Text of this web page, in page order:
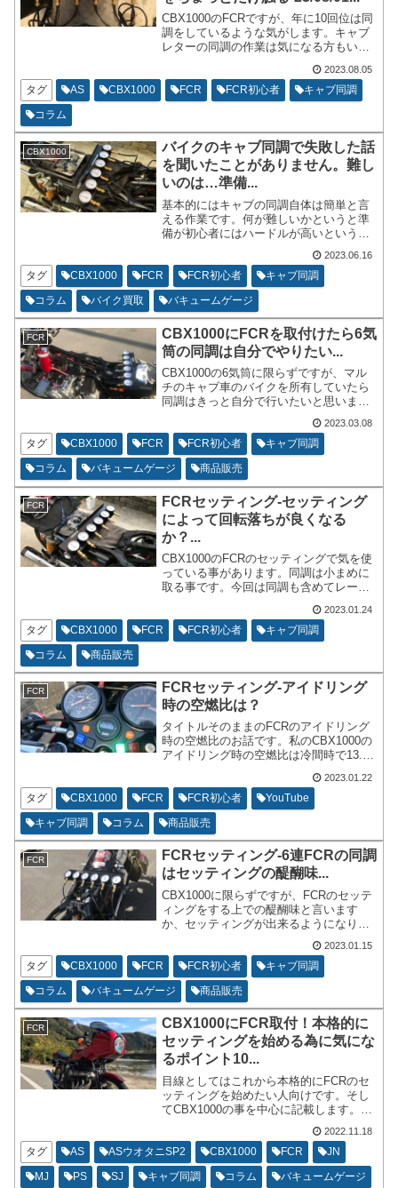
CBX1000のFCRですが、年に10回位は同
調をしているような気がします。キャブ
レターの同調の作業は気になる方もいる
り、見せてくれと言われる方もいらっし
ゃいます。
2023.08.05
タグ AS CBX1000 FCR FCR初心者
キャブ同調
コラム
CBX1000
バイクのキャブ同調で失敗した話
を聞いたことがありません。難し
いのは…準備...
基本的にはキャブの同調自体は簡単と言
える作業です。何が難しいかというと準
備が初心者にはハードルが高いというこ
なしっかりと自分なりにキャブの同調を
やりきってしまいます。完璧かどうかは
のけておいてあくまでも自分なりにはや
りきれるはずです。
2023.06.16
タグ CBX1000 FCR FCR初心者
キャブ同調
コラム
バイク買取 バキュームゲージ
FCR
CBX1000にFCRを取付けたら6気
筒の同調は自分でやりたい...
CBX1000の6気筒に限らずですが、マル
チのキャブ車のバイクを所有していたら
同調はきっと自分で行いたいと思いま
にセッティングを触ったりはしないの
で、お店に任せるという方も多いとは思
います。
2023.03.08
タグ CBX1000 FCR FCR初心者
キャブ同調
コラム
バキュームゲージ 商品販売
FCR
FCRセッティング-セッティング
によって回転落ちが良くなる
か？...
CBX1000のFCRのセッティングで気を使
っている事があります。同調は小まめに
取る事です。今回は同調も含めてレーシ
ちについて書いていきます。そもそも書
いていくことは全部プラシーボ的な見当
違いかもしれません。けれど、どれかは
う程度で読んでくださいませ。
2023.01.24
タグ CBX1000 FCR FCR初心者
キャブ同調
コラム
商品販売
FCR
FCRセッティング-アイドリング
時の空燃比は？
タイトルそのままのFCRのアイドリング
時の空燃比のお話です。私のCBX1000の
アイドリング時の空燃比は冷間時で13.5
で、12.9前後です。あくまでも現在の好
みでの話です。Zマニアの先輩が言うには
空冷Z系は14台だそうです。
2023.01.22
タグ CBX1000 FCR FCR初心者
YouTube
キャブ同調
コラム 商品販売
FCR
FCRセッティング-6連FCRの同調
はセッティングの醍醐味...
CBX1000に限らずですが、FCRのセッテ
ィングをする上での醍醐味と言います
か、セッティングが出来るようになりた
つだとは思います。今回のブログ投稿は
CBX1000の同調のやり方についてメイン
で書いていくわけではございません。同
調は大事だよという事をコラム的に書い
ていきます。
2023.01.15
タグ CBX1000 FCR FCR初心者
キャブ同調
コラム
バキュームゲージ 商品販売
FCR
CBX1000にFCR取付！本格的に
セッティングを始める為に気にな
るポイント10...
目線としてはこれから本格的にFCRのセ
ッティングを始めたい人向けです。そし
てCBX1000の事を中心に記載します。私
のでCBX1000の事以外は今回は書けませ
ん。同調とか空燃比とか、メインジェッ
トの大きさとか加速ポンプの調整とか、
他の車輌のことではなくてCBX1000につ
2022.11.18
タグ AS ASウオタニSP2 CBX1000 FCR
JN
MJ
PS SJ キャブ同調 コラム
バキュームゲージ